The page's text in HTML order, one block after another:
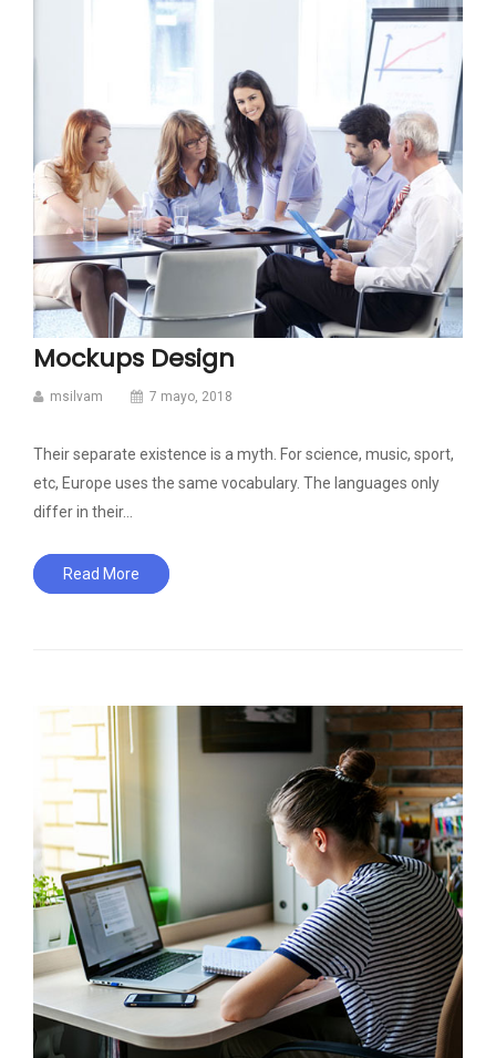
Mockups Design
msilvam 7 mayo, 2018
Their separate existence is a myth. For science, music, sport,
etc, Europe uses the same vocabulary. The languages only
differ in their…
Read More